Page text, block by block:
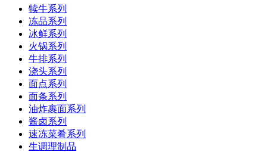
犊牛系列
冻品系列
冰鲜系列
火锅系列
牛排系列
浇头系列
面点系列
面条系列
油炸裹面系列
酱卤系列
速冻菜肴系列
生调理制品